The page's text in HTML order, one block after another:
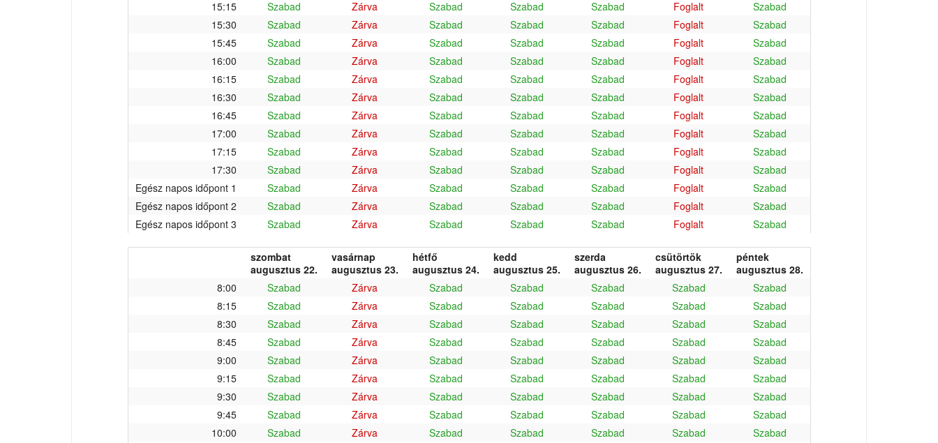
15:15
Szabad Zárva Szabad Szabad Szabad Foglalt
Szabad
15:30
Szabad Zárva Szabad Szabad Szabad Foglalt
Szabad
15:45
Szabad Zárva Szabad Szabad Szabad Foglalt
Szabad
16:00
Szabad Zárva Szabad Szabad Szabad Foglalt
Szabad
16:15
Szabad Zárva Szabad Szabad Szabad Foglalt
Szabad
16:30
Szabad Zárva Szabad Szabad Szabad Foglalt
Szabad
16:45
Szabad Zárva Szabad Szabad Szabad Foglalt
Szabad
17:00
Szabad Zárva Szabad Szabad Szabad Foglalt
Szabad
17:15
Szabad Zárva Szabad Szabad Szabad Foglalt
Szabad
17:30
Szabad Zárva Szabad Szabad Szabad Foglalt
Szabad
Egész napos időpont 1
Szabad Zárva Szabad Szabad Szabad Foglalt
Szabad
Egész napos időpont 2
Szabad Zárva Szabad Szabad Szabad Foglalt
Szabad
Egész napos időpont 3
Szabad Zárva Szabad Szabad Szabad Foglalt Szabad
szombat
augusztus 22.
vasárnap
augusztus 23.
hétfő
augusztus 24.
kedd
augusztus 25.
szerda
augusztus 26.
csütörtök
augusztus 27.
péntek
augusztus 28.
8:00
Szabad Zárva Szabad Szabad Szabad Szabad
Szabad
8:15
Szabad Zárva Szabad Szabad Szabad Szabad
Szabad
8:30
Szabad Zárva Szabad Szabad Szabad Szabad
Szabad
8:45
Szabad Zárva Szabad Szabad Szabad Szabad
Szabad
9:00
Szabad Zárva Szabad Szabad Szabad Szabad
Szabad
9:15
Szabad Zárva Szabad Szabad Szabad Szabad
Szabad
9:30
Szabad Zárva Szabad Szabad Szabad Szabad
Szabad
9:45
Szabad Zárva Szabad Szabad Szabad Szabad
Szabad
10:00
Szabad Zárva Szabad Szabad Szabad Szabad
Szabad